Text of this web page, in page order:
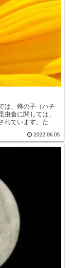
は、蜂の子（ハチ
虫食に関しては、
れています。た
2022.06.05